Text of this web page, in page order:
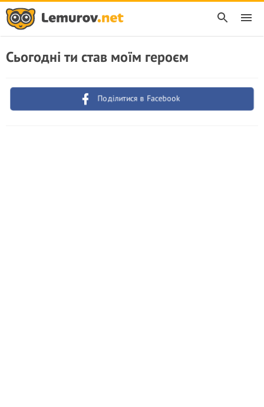
Сьогодні ти став моїм героєм
Поділитися в Facebook